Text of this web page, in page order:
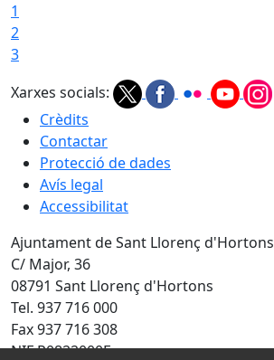
1
2
3
Xarxes socials:
Crèdits
Contactar
Protecció de dades
Avís legal
Accessibilitat
Ajuntament de Sant Llorenç d'Hortons
C/ Major, 36
08791 Sant Llorenç d'Hortons
Tel. 937 716 000
Fax 937 716 308
NIF P0822000F